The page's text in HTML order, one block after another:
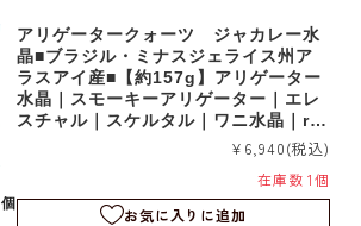
アリゲータークォーツ ジャカレー水
晶■ブラジル・ミナスジェライス州ア
ラスアイ産■【約157g】アリゲーター
水晶｜スモーキーアリゲーター｜エレ
スチャル｜スケルタル｜ワニ水晶｜rm
¥6,940(税込)
在庫数 1個
お気に入りに追加
個